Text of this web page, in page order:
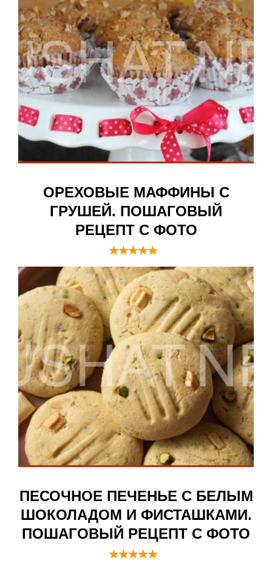
ОРЕХОВЫЕ МАФФИНЫ С
ГРУШЕЙ. ПОШАГОВЫЙ
РЕЦЕПТ С ФОТО
ПЕСОЧНОЕ ПЕЧЕНЬЕ С БЕЛЫМ
ШОКОЛАДОМ И ФИСТАШКАМИ.
ПОШАГОВЫЙ РЕЦЕПТ С ФОТО